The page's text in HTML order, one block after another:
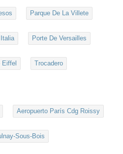
Parque De La Villete
Porte De Versailles
Eiffel Trocadero
Aeropuerto París Cdg Roissy
Sous-Bois